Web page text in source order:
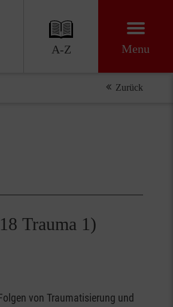
A-Z Menu
Zurück
Trauma 1)
von Traumatisierung und